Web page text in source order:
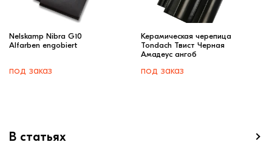
Nelskamp Nibra G10
Alfarben engobiert
под заказ
Керамическая черепица
Tondach Твист Черная
Амадеус ангоб
под заказ
В статьях